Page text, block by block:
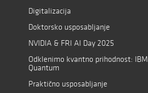
Digitalizacija
Doktorsko usposabljanje
NVIDIA & FRI AI Day 2025
Odklenimo kvantno prihodnost: IBM
Quantum
Praktično usposabljanje